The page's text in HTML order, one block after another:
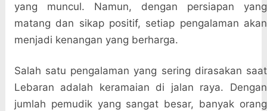
yang muncul. Namun, dengan persiapan yang
matang dan sikap positif, setiap pengalaman akan
menjadi kenangan yang berharga.
Salah satu pengalaman yang sering dirasakan saat
Lebaran adalah keramaian di jalan raya. Dengan
jumlah pemudik yang sangat besar, banyak orang